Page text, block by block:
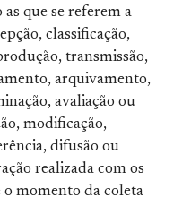
as que se referem a
classificação,
transmissão,
arquivamento,
avaliação ou
modificação,
difusão ou
realizada com os
o momento da coleta